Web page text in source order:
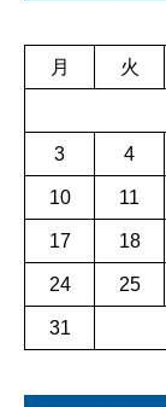
月
火
3 4
10 11
17 18
24 25
31